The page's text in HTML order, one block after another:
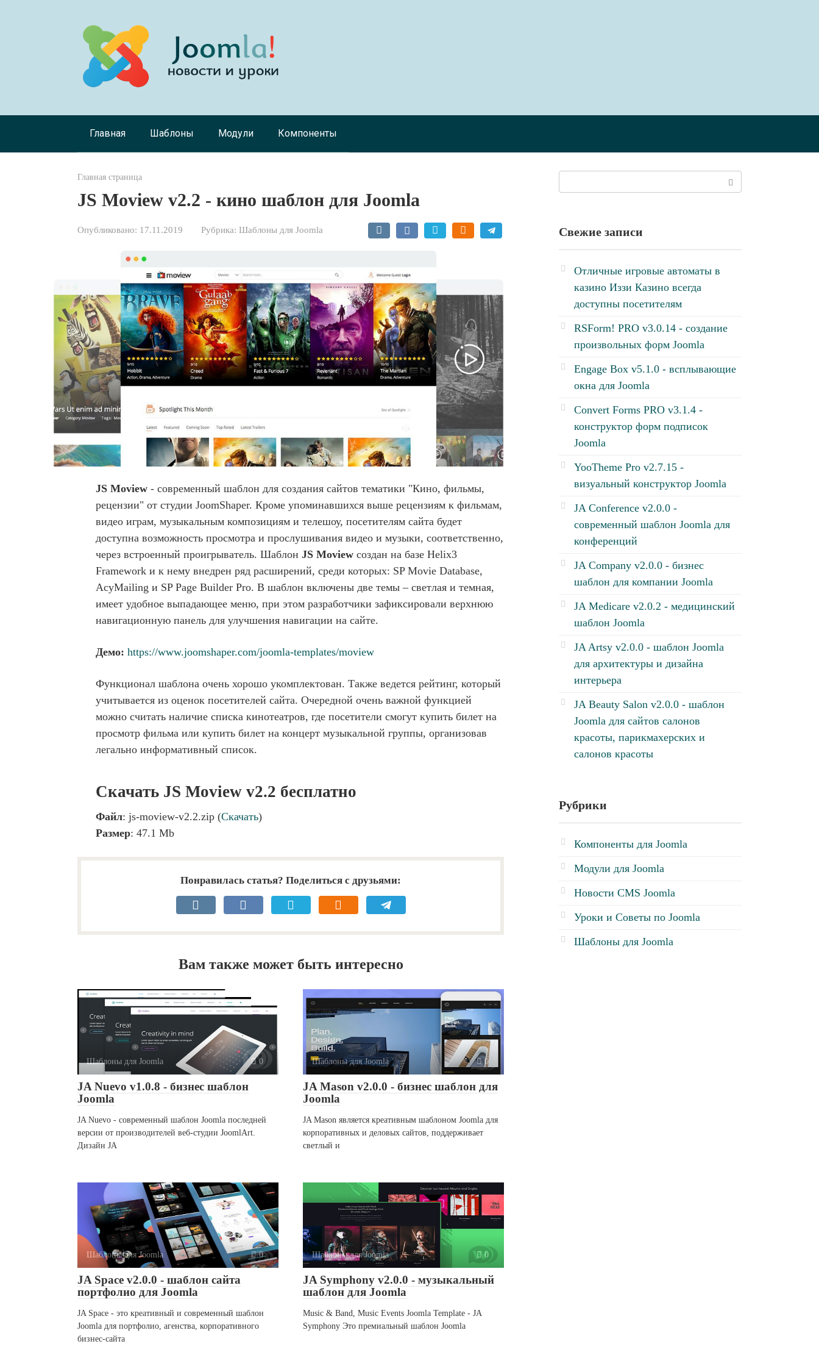
Главная Шаблоны Модули Компоненты
Главная страница
JS Moview v2.2 - кино шаблон для Joomla
Опубликовано: 17.11.2019 Рубрика: Шаблоны для Joomla
JS Moview - современный шаблон для создания сайтов тематики "Кино, фильмы,
рецензии" от студии JoomShaper. Кроме упоминавшихся выше рецензиям к фильмам,
видео играм, музыкальным композициям и телешоу, посетителям сайта будет
доступна возможность просмотра и прослушивания видео и музыки, соответственно,
через встроенный проигрыватель. Шаблон JS Moview создан на базе Helix3
Framework и к нему внедрен ряд расширений, среди которых: SP Movie Database,
AcyMailing и SP Page Builder Pro. В шаблон включены две темы – светлая и темная,
имеет удобное выпадающее меню, при этом разработчики зафиксировали верхнюю
навигационную панель для улучшения навигации на сайте.
Демо: https://www.joomshaper.com/joomla-templates/moview
Функционал шаблона очень хорошо укомплектован. Также ведется рейтинг, который
учитывается из оценок посетителей сайта. Очередной очень важной функцией
можно считать наличие списка кинотеатров, где посетители смогут купить билет на
просмотр фильма или купить билет на концерт музыкальной группы, организовав
легально информативный список.
Скачать JS Moview v2.2 бесплатно
Файл: js-moview-v2.2.zip (Скачать)
Размер: 47.1 Mb
Понравилась статья? Поделиться с друзьями:
Вам также может быть интересно
Шаблоны для Joomla 0
JA Nuevo v1.0.8 - бизнес шаблон
Joomla
JA Nuevo - современный шаблон Joomla последней
версии от производителей веб-студии JoomlArt.
Дизайн JA
Шаблоны для Joomla 0
JA Mason v2.0.0 - бизнес шаблон для
Joomla
JA Mason является креативным шаблоном Joomla для
корпоративных и деловых сайтов, поддерживает
светлый и
Шаблоны для Joomla 0
JA Space v2.0.0 - шаблон сайта
портфолио для Joomla
JA Space - это креативный и современный шаблон
Joomla для портфолио, агенства, корпоративного
бизнес-сайта
Шаблоны для Joomla 0
JA Symphony v2.0.0 - музыкальный
шаблон для Joomla
Music & Band, Music Events Joomla Template - JA
Symphony Это премиальный шаблон Joomla
Свежие записи
Отличные игровые автоматы в
казино Иззи Казино всегда
доступны посетителям
RSForm! PRO v3.0.14 - создание
произвольных форм Joomla
Engage Box v5.1.0 - всплывающие
окна для Joomla
Convert Forms PRO v3.1.4 -
конструктор форм подписок
Joomla
YooTheme Pro v2.7.15 -
визуальный конструктор Joomla
JA Conference v2.0.0 -
современный шаблон Joomla для
конференций
JA Company v2.0.0 - бизнес
шаблон для компании Joomla
JA Medicare v2.0.2 - медицинский
шаблон Joomla
JA Artsy v2.0.0 - шаблон Joomla
для архитектуры и дизайна
интерьера
JA Beauty Salon v2.0.0 - шаблон
Joomla для сайтов салонов
красоты, парикмахерских и
салонов красоты
Рубрики
Компоненты для Joomla
Модули для Joomla
Новости CMS Joomla
Уроки и Советы по Joomla
Шаблоны для Joomla